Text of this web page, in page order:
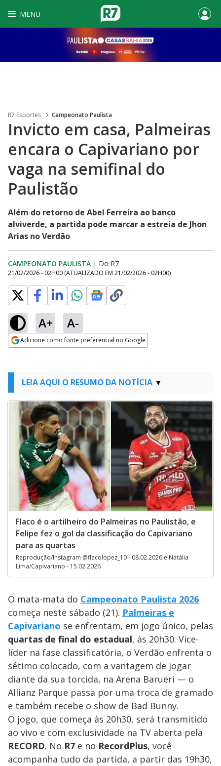
MENU
R7 Esportes Campeonato Paulista
Invicto em casa, Palmeiras
encara o Capivariano por
vaga na semifinal do
Paulistão
Além do retorno de Abel Ferreira ao banco
alviverde, a partida pode marcar a estreia de Jhon
Arias no Verdão
CAMPEONATO PAULISTA | Do R7
21/02/2026 - 02H00 (ATUALIZADO EM 21/02/2026 - 02H00)
A+ A-
Adicione como fonte preferencial no Google
LEIA AQUI O RESUMO DA NOTÍCIA
Flaco é o artilheiro do Palmeiras no Paulistão, e
Felipe fez o gol da classificação do Capivariano
para as quartas
Reprodução/Instagram @flacolopez_10 - 08.02.2026 e Natália
Lima/Capivariano - 15.02.2026
O mata-mata do Campeonato Paulista 2026
começa neste sábado (21). Palmeiras e
Capivariano se enfrentam, em jogo único, pelas
quartas de final do estadual, às 20h30. Vice-
líder na fase classificatória, o Verdão enfrenta o
sétimo colocado, com a vantagem de jogar
diante da sua torcida, na Arena Barueri — o
Allianz Parque passa por uma troca de gramado
e também recebe o show de Bad Bunny.
O jogo, que começa às 20h30, será transmitido
ao vivo e com exclusividade na TV aberta pela
RECORD. No R7 e no RecordPlus, você
acompanha tudo da partida, a partir das 19h30,